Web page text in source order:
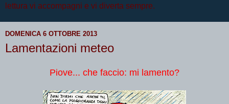
lettura vi accompagni e vi diverta sempre.
DOMENICA 6 OTTOBRE 2013
Lamentazioni meteo
Piove... che faccio: mi lamento?